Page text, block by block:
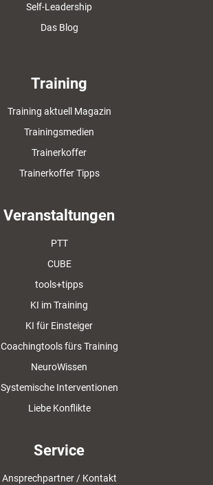
Self-Leadership
Das Blog
Training
Training aktuell Magazin
Trainingsmedien
Trainerkoffer
Trainerkoffer Tipps
Veranstaltungen
PTT
CUBE
tools+tipps
KI im Training
KI für Einsteiger
Coachingtools fürs Training
NeuroWissen
Systemische Interventionen
Liebe Konflikte
Service
Ansprechpartner / Kontakt